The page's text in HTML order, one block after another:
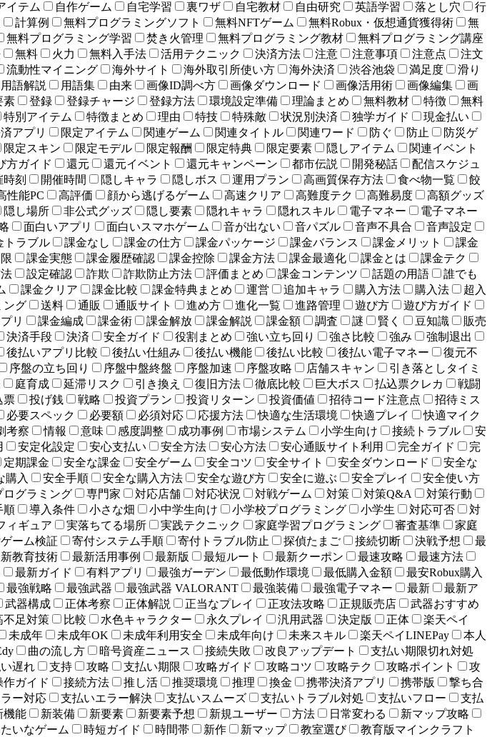
イテム 自作ゲーム 自宅学習 裏ワザ 自宅教材 自由研究 英語学習 落とし穴
行
計算例 無料プログラミングソフト 無料NFTゲーム 無料Robux・仮想通貨獲得術
無
無料プログラミング学習 焚き火管理 無料プログラミング教材
無料プログラミング講座
無料 火力 無料入手法 活用テクニック 決済方法 注意 注意事項 注意点
注文
流動性マイニング 海外サイト 海外取引所使い方 海外決済 渋谷池袋 満足度
滑り
用語解説 用語集 由来 画像ID調べ方 画像ダウンロード 画像活用術 画像編集
画
素 登録 登録チャージ 登録方法 環境設定準備 理論まとめ 無料教材 特徴
無料
特別アイテム 特徴まとめ 理由 特技 特殊敵 状況別決済 独学ガイド
現金払い
アプリ 限定アイテム 関連ゲーム 関連タイトル 関連ワード 防ぐ 防止
防災ゲ
限定スキン 限定モデル 限定報酬 限定特典 限定要素 隠しアイテム
関連イベント
方ガイド 還元 還元イベント 還元キャンペーン 都市伝説 開発秘話
配信スケジュ
時刻 開催時間 隠しキャラ 隠しボス 運用プラン 高画質保存方法 食べ物一覧
餃
性能PC 高評価 顔から逃げるゲーム 高速クリア 高難度テク 高難易度
高額グッズ
隠し場所 非公式グッズ 隠し要素 隠れキャラ 隠れスキル 電子マネー
電子マネー
面白いアプリ 面白いスマホゲーム 音が出ない 音パズル 音声不具合
音声設定
トラブル 課金なし 課金の仕方 課金パッケージ 課金バランス 課金メリット
課金
課金実態 課金履歴確認 課金控除 課金方法 課金最適化 課金とは
課金テク
設定確認 詐欺 詐欺防止方法 評価まとめ 課金コンテンツ 話題の用語
誰でも
課金クリア 課金比較 課金特典まとめ 運営 追加キャラ 購入方法 購入法
超入
ング 送料 通販 通販サイト 進め方 進化一覧 進路管理 遊び方
遊び方ガイド
リ 課金編成 課金術 課金解放 課金解説 課金額 調査 謎 賢く 豆知識
販売
決済手段 決済 安全ガイド 役割まとめ 強い立ち回り 強さ比較 強み
強制退出
後払いアプリ比較 後払い仕組み 後払い機能 後払い比較 後払い電子マネー
復元不
序盤の立ち回り 序盤中盤終盤 序盤加速 序盤攻略 店舗スキャン
引き落としタイミ
庭育成 延滞リスク 引き換え 復旧方法 徹底比較 巨大ボス 払込票クレカ
戦闘
票 投げ銭 戦略 投資プラン 投資リターン 投資価値 招待コード注意点
招待ミス
必要スペック 必要額 必須対応 応援方法 快適な生活環境 快適プレイ
快適マイク
考察 情報 意味 感度調整 成功事例 市場システム 小学生向け 接続トラブル
安
安定化設定 安心支払い 安全方法 安心方法 安心通販サイト利用 完全ガイド
完
定期課金 安全な課金 安全ゲーム 安全コツ 安全サイト 安全ダウンロード
安全な
購入 安全手順 安全な購入方法 安全な遊び方 安全に遊ぶ 安全プレイ
安全使い方
ログラミング 専門家 対応店舗 対応状況 対戦ゲーム 対策 対策Q&A
対策行動
順 導入条件 小さな畑 小中学生向け 小学校プログラミング 小学生 対応可否
対
ィギュア 実落ちてる場所 実践テクニック 家庭学習プログラミング 審査基準
家庭
ーム検証 寄付システム手順 寄付トラブル防止 探偵たまご 接続切断 決戦予想
最
教育技術 最新活用事例 最新版 最短ルート 最新クーポン 最速攻略
最速方法
最新ガイド 有料アプリ 最強ガーデン 最低動作環境 最低購入金額
最安Robux購入
最強戦略 最強武器 最強武器 VALORANT 最強装備 最強電子マネー 最新
最新ア
武器構成 正体考察 正体解説 正当なプレイ 正攻法攻略 正規販売店
武器おすすめ
不足対策 比較 水色キャラクター 永久プレイ 汎用武器 決定版 正体
楽天ペイ
未成年 未成年OK 未成年利用安全 未成年向け 未来スキル 楽天ペイLINEPay
本人
曲の流し方 暗号資産ニュース 接続失敗 改良アップデート
支払い期限切れ対処
遅れ 支持 攻略 支払い期限 攻略ガイド 攻略コツ 攻略テク 攻略ポイント
攻
作ガイド 接続方法 推し活 推奨環境 推理 換金 携帯決済アプリ 携帯版
撃ち合
ー対応 支払いエラー解決 支払いスムーズ 支払いトラブル対処 支払いフロー
支払
機能 新装備 新要素 新要素予想 新規ユーザー 方法 日常変わる
新マップ攻略
いなゲーム 時短ガイド 時間帯 新作 新マップ 教室選び
教育版マインクラフト